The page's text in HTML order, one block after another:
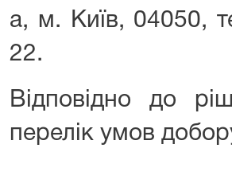
а, м. Київ, 04050,
22.
Відповідно до
перелік умов